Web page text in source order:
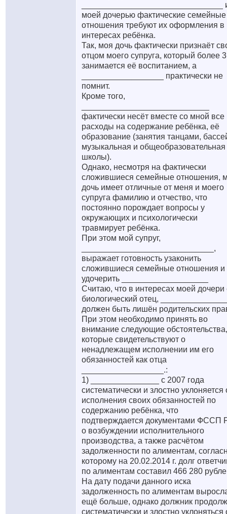
_______________________________
моей дочерью фактические семейные
отношения требуют их оформления в
интересах ребёнка.
Так, моя дочь фактически признаёт
отцом моего супруга, который более
занимается её воспитанием, а
__________________ практически не
помнит.
Кроме того,
фактически несёт вместе со мной все
расходы на содержание ребёнка, её
образование (занятия танцами,
музыкальная и общеобразовательная
школы).
Однако, несмотря на фактически
сложившиеся семейные отношения,
дочь имеет отличные от меня и моего
супруга фамилию и отчество, что
постоянно порождает вопросы у
окружающих и психологически
травмирует ребёнка.
При этом мой супруг,
_____________________________,
выражает готовность узаконить
сложившиеся семейные отношения и
удочерить ___________________
Считаю, что в интересах моей дочери
биологический отец,
должен быть лишён родительских
При этом необходимо принять во
внимание следующие обстоятельства,
которые свидетельствуют о
ненадлежащем исполнении им его
обязанностей как отца
__________________.:
1) _______________ с 2007 года
систематически и злостно уклоняется
исполнения своих обязанностей по
содержанию ребёнка, что
подтверждается документами ФССП
о возбуждении исполнительного
производства, а также расчётом
задолженности по алиментам,
которому на 20.02.2014 г. долг
по алиментам составил 466 280
На дату подачи данного иска
задолженность по алиментам
ещё больше, однако должник
систематически и злостно уклоняться